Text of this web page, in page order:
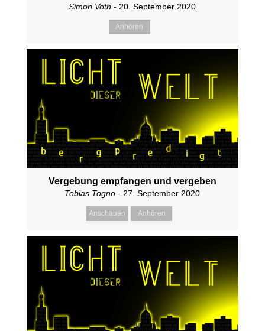
Simon Voth - 20. September 2020
Anhören
Vergebung empfangen und vergeben
Tobias Togno - 27. September 2020
Anschauen Anhören